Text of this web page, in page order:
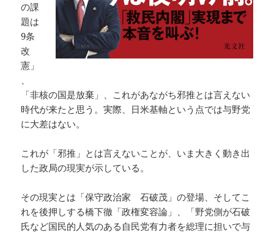
の課
題は
9条
改
憲」
、
「非核の国是放棄」、これがあながち邪推とは言えない
時代が来たと思う。実際、日米基軸という点では与野党
に大差はない。
これが「邪推」とは言えないことが、いま大きく動き出
した政局の現実が示している。
その現実とは「保守政治家 石破茂」の登場、そしてこ
れを後押しする橋下徹「政権変容論」、「野党側が石破
氏など国民的人気のある自民党有力者を総理に担いで与